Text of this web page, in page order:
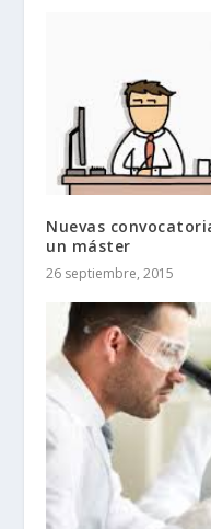
Nuevas
un máster
26 septiembre, 2015